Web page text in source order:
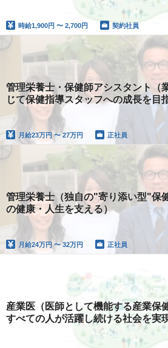
時給1,900円 〜 2,700円 契約社員
管理栄養士・保健師アシスタント（
じて保健指導スタッフへの成長を目
月給23万円 〜 27万円 正社員
管理栄養士（独自の"寄り添い型"保
の健康・人生を支える）
月給24万円 〜 32万円 正社員
産業医（医師として機能する産業保
すべての人が活躍し続ける社会を実